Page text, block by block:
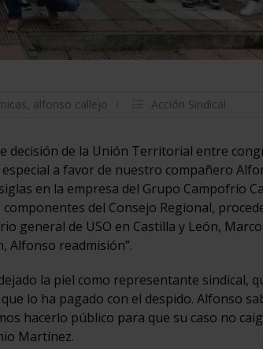
, alfonso callejo Acción Sindical
decisión de la Unión Territorial entre
a favor de nuestro compañero
en la empresa del Grupo Campofrío
del Consejo Regional,
general de USO en Castilla y León, Marco
Alfonso readmisión”.
la piel como representante sindical,
lo ha pagado con el despido. Alfonso
hacerlo público para que su caso no
Martínez.